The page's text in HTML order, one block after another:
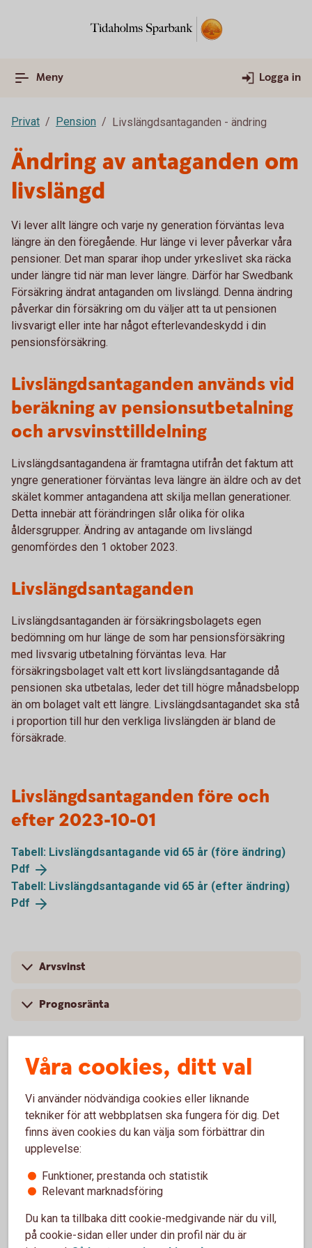
Meny Logga in
Privat Pension Livslängdsantaganden - ändring
Ändring av antaganden om
livslängd
Vi lever allt längre och varje ny generation förväntas leva
längre än den föregående. Hur länge vi lever påverkar våra
pensioner. Det man sparar ihop under yrkeslivet ska räcka
under längre tid när man lever längre. Därför har Swedbank
Försäkring ändrat antaganden om livslängd. Denna ändring
påverkar din försäkring om du väljer att ta ut pensionen
livsvarigt eller inte har något efterlevandeskydd i din
pensionsförsäkring.
Livslängdsantaganden används vid
beräkning av pensionsutbetalning
och arvsvinsttilldelning
Livslängdsantagandena är framtagna utifrån det faktum att
yngre generationer förväntas leva längre än äldre och av det
skälet kommer antagandena att skilja mellan generationer.
Detta innebär att förändringen slår olika för olika
åldersgrupper. Ändring av antagande om livslängd
genomfördes den 1 oktober 2023.
Livslängdsantaganden
Livslängdsantaganden är försäkringsbolagets egen
bedömning om hur länge de som har pensionsförsäkring
med livsvarig utbetalning förväntas leva. Har
försäkringsbolaget valt ett kort livslängdsantagande då
pensionen ska utbetalas, leder det till högre månadsbelopp
än om bolaget valt ett längre. Livslängdsantagandet ska stå
i proportion till hur den verkliga livslängden är bland de
försäkrade.
Livslängdsantaganden före och
efter 2023-10-01
Tabell: Livslängdsantagande vid 65 år (före ändring)
Pdf
Tabell: Livslängdsantagande vid 65 år (efter ändring)
Pdf
Arvsvinst
Prognosränta
Arvsvinsttilldelning före och efter
2023-10-01
Arvsvinsttilldelning före 2023-10-01
Tabellen nedan visar storlek på årlig arvsvinst per 1 000
SEK i pensionskapital för respektive ålder till och med
återbetalningsskydd.
Våra cookies, ditt val
Vi använder nödvändiga cookies eller liknande
tekniker för att webbplatsen ska fungera för dig. Det
finns även cookies du kan välja som förbättrar din
upplevelse:
Funktioner, prestanda och statistik
Relevant marknadsföring
Du kan ta tillbaka ditt cookie-medgivande när du vill,
på cookie-sidan eller under din profil när du är